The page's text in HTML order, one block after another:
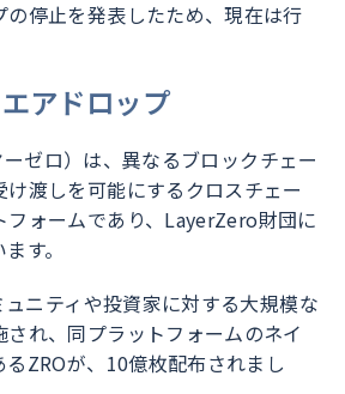
の停止を発表したため、現在は行
アドロップ
ゼロ）は、異なるブロックチェー
け渡しを可能にするクロスチェー
フォームであり、LayerZero財団に
す。
ニティや投資家に対する大規模な
れ、同プラットフォームのネイ
ZROが、10億枚配布されまし